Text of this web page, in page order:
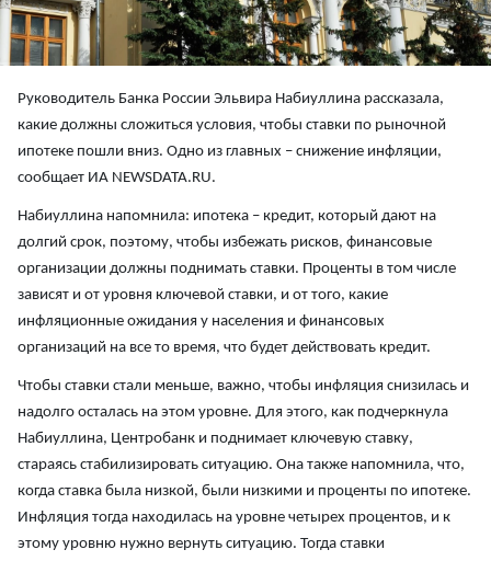
Руководитель Банка России Эльвира Набиуллина рассказала,
какие должны сложиться условия, чтобы ставки по рыночной
ипотеке пошли вниз. Одно из главных – снижение инфляции,
сообщает ИА NEWSDATA.RU.
Набиуллина напомнила: ипотека – кредит, который дают на
долгий срок, поэтому, чтобы избежать рисков, финансовые
организации должны поднимать ставки. Проценты в том числе
зависят и от уровня ключевой ставки, и от того, какие
инфляционные ожидания у населения и финансовых
организаций на все то время, что будет действовать кредит.
Чтобы ставки стали меньше, важно, чтобы инфляция снизилась и
надолго осталась на этом уровне. Для этого, как подчеркнула
Набиуллина, Центробанк и поднимает ключевую ставку,
стараясь стабилизировать ситуацию. Она также напомнила, что,
когда ставка была низкой, были низкими и проценты по ипотеке.
Инфляция тогда находилась на уровне четырех процентов, и к
этому уровню нужно вернуть ситуацию. Тогда ставки